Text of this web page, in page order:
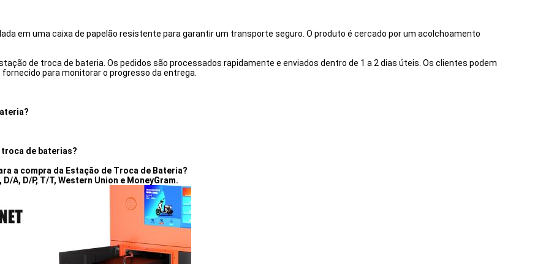
em uma caixa de papelão resistente para garantir um transporte seguro. O produto é cercado por um acolchoamento
de troca de bateria. Os pedidos são processados ​​rapidamente e enviados dentro de 1 a 2 dias úteis. Os clientes podem
para monitorar o progresso da entrega.
troca de baterias?
a compra da Estação de Troca de Bateria?
A, D/P, T/T, Western Union e MoneyGram.